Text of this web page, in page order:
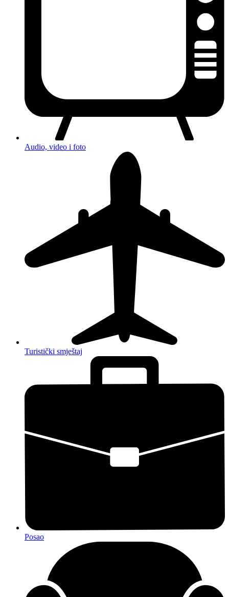
Audio, video i foto
Turistički smještaj
Posao